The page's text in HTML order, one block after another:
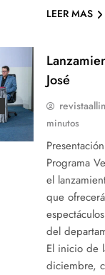
LEER MAS
José
minutos
Programa
el
que
del
El inicio de
diciembre,